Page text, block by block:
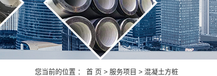
您当前的位置 ： 首 页 > 服务项目 > 混凝土方桩